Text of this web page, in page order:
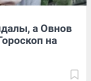
а Овнов
на